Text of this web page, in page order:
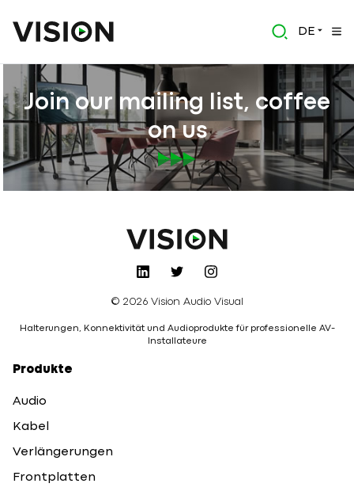
DE
Join our mailing list, coffee
on us
© 2026 Vision Audio Visual
Halterungen, Konnektivität und Audioprodukte für professionelle AV-
Installateure
Produkte
Audio
Kabel
Verlängerungen
Frontplatten